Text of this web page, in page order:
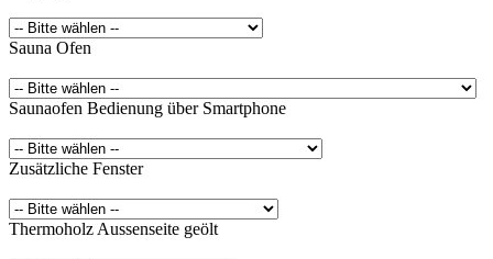
Sauna Ofen
Saunaofen Bedienung über Smartphone
Zusätzliche Fenster
Thermoholz Aussenseite geölt